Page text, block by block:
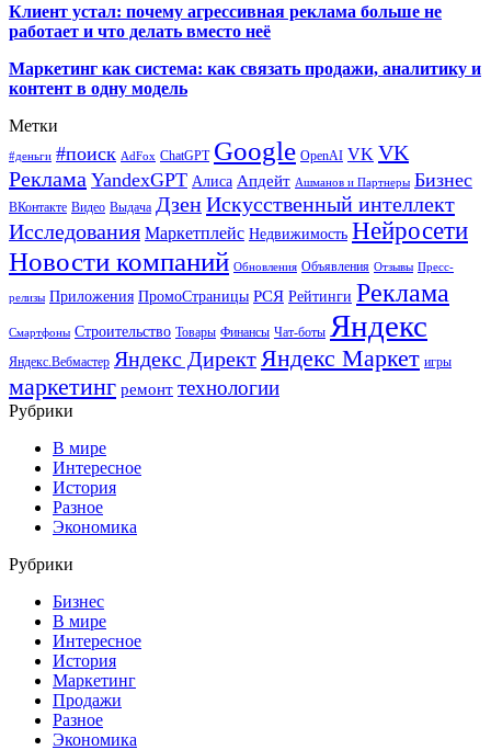
Клиент устал: почему агрессивная реклама больше не
работает и что делать вместо неё
Маркетинг как система: как связать продажи, аналитику и
контент в одну модель
Метки
#деньги #поиск AdFox ChatGPT Google OpenAI VK VK
Реклама YandexGPT Алиса Апдейт Ашманов и Партнеры Бизнес
ВКонтакте Видео Выдача ДзенИскусственный интеллект
Исследования Маркетплейс Недвижимость Нейросети
Новости компаний Обновления Объявления Отзывы Пресс-
релизы Приложения ПромоСтраницы РСЯ Рейтинги Реклама
Смартфоны Строительство Товары Финансы Чат-боты Яндекс
Яндекс.Вебмастер Яндекс Директ Яндекс Маркет игры
маркетинг ремонт технологии
Рубрики
В мире
Интересное
История
Разное
Экономика
Рубрики
Бизнес
В мире
Интересное
История
Маркетинг
Продажи
Разное
Экономика